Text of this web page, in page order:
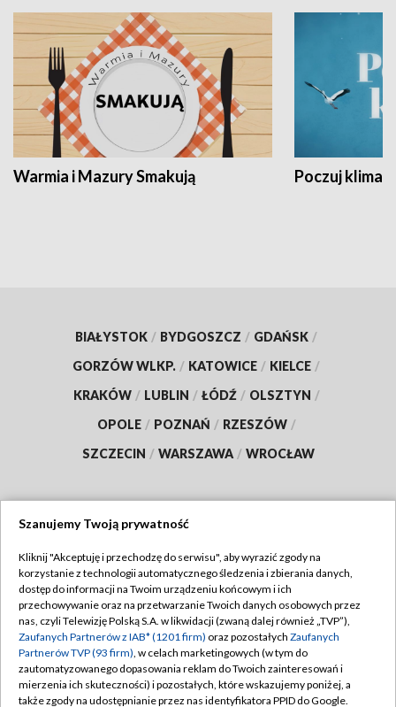
Warmia i Mazury Smakują Poczuj klimat
BIAŁYSTOK / BYDGOSZCZ / GDAŃSK /
GORZÓW WLKP. / KATOWICE / KIELCE /
KRAKÓW / LUBLIN / ŁÓDŹ / OLSZTYN /
OPOLE / POZNAŃ / RZESZÓW /
SZCZECIN / WARSZAWA / WROCŁAW
TVP
Abonament TVP
Emisja w TVP
Centrum informacji TVP
Naziemna Telewizja Cyfrowa
Regulamin TVP
Polityka prywatności
Moje zgody
Pomoc
Szanujemy Twoją prywatność
Kliknij "Akceptuję i przechodzę do serwisu", aby wyrazić zgody na
korzystanie z technologii automatycznego śledzenia i zbierania danych,
dostęp do informacji na Twoim urządzeniu końcowym i ich
przechowywanie oraz na przetwarzanie Twoich danych osobowych przez
nas, czyli Telewizję Polską S.A. w likwidacji (zwaną dalej również „TVP”),
Zaufanych Partnerów z IAB* (1201 firm) oraz pozostałych Zaufanych
Partnerów TVP (93 firm), w celach marketingowych (w tym do
zautomatyzowanego dopasowania reklam do Twoich zainteresowań i
mierzenia ich skuteczności) i pozostałych, które wskazujemy poniżej, a
także zgody na udostępnianie przez nas identyfikatora PPID do Google.